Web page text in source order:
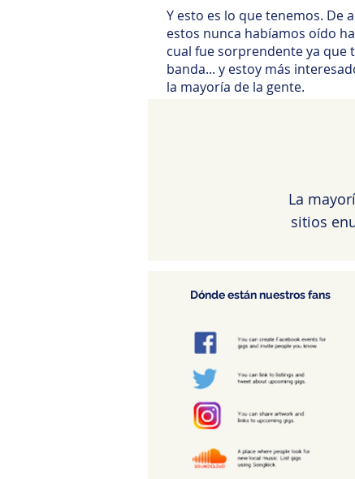
La
sitios
Y esto es lo que tenemos. De
estos nunca habíamos oído
cual fue sorprendente ya que
banda... y estoy más
la mayoría de la gente.
Dónde están nuestros fans